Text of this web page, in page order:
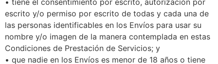
escrito y/o permiso por escrito de todas y cada una de
las personas identificables en los Envíos para usar su
nombre y/o imagen de la manera contemplada en estas
Condiciones de Prestación de Servicios; y
• que nadie en los Envíos es menor de 18 años o tiene